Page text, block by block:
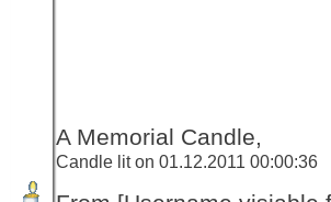
A Memorial Candle,
Candle lit on 01.12.2011 00:00:36